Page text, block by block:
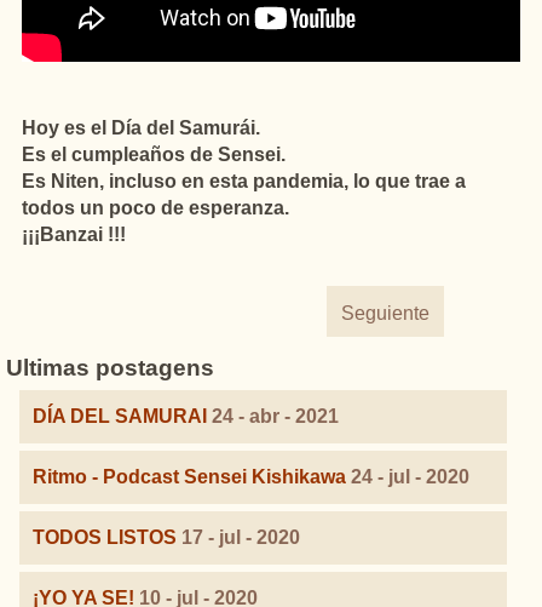
Hoy es el Día del Samurái.
Es el cumpleaños de Sensei.
Es Niten, incluso en esta pandemia, lo que trae a
todos un poco de esperanza.
¡¡¡Banzai !!!
Seguiente
Ultimas postagens
DÍA DEL SAMURAI 24 - abr - 2021
Ritmo - Podcast Sensei Kishikawa 24 - jul - 2020
TODOS LISTOS 17 - jul - 2020
¡YO YA SE! 10 - jul - 2020